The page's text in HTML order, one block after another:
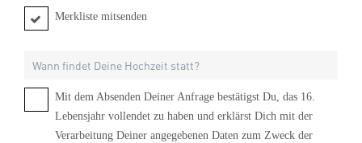
Merkliste mitsenden
Mit dem Absenden Deiner Anfrage bestätigst Du, das 16.
Lebensjahr vollendet zu haben und erklärst Dich mit der
Verarbeitung Deiner angegebenen Daten zum Zweck der